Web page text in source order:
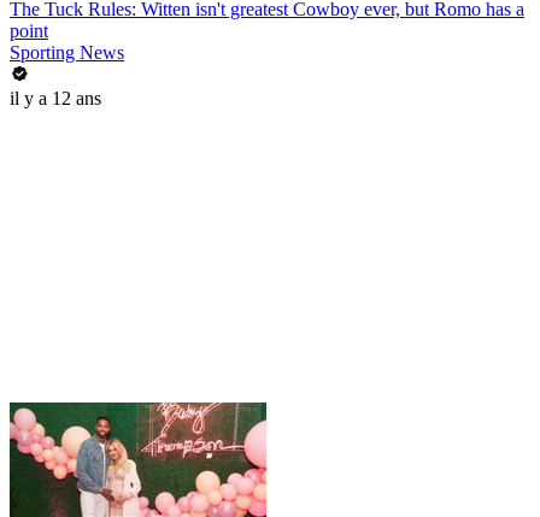
The Tuck Rules: Witten isn't greatest Cowboy ever, but Romo has a
point
Sporting News
il y a 12 ans